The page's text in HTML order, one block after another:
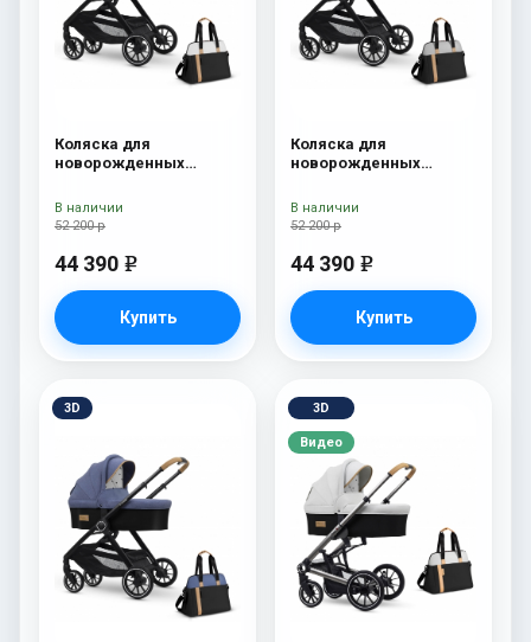
Коляска для
новорожденных
сумка Sahara
52 200 р
44 390 e
Купить
В наличии
Коляска для
новорожденных
сумка Grey
52 200 р
44 390 e
Купить
В наличии
3D 3D
Видео